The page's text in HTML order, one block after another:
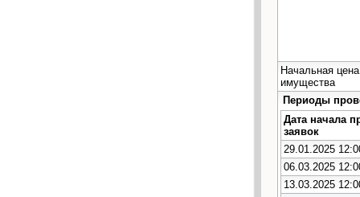
Начальная
имущества
Периоды
Дата начала
заявок
29.01.2025
06.03.2025
13.03.2025